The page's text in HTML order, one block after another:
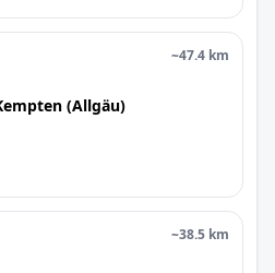
~47.4 km
(Allgäu)
~38.5 km